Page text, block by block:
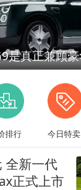
排行 今日特卖
全新一代
正式上市